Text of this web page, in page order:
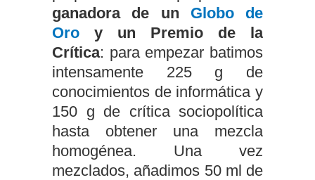
ganadora de un Globo de
Oro y un Premio de la
Crítica: para empezar batimos
intensamente 225 g de
conocimientos de informática y
150 g de crítica sociopolítica
hasta obtener una mezcla
homogénea. Una vez
mezclados, añadimos 50 ml de